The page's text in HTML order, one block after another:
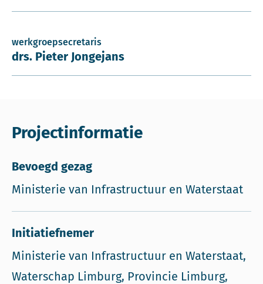
werkgroepsecretaris
drs. Pieter Jongejans
Projectinformatie
Bevoegd gezag
Ministerie van Infrastructuur en Waterstaat
Initiatiefnemer
Ministerie van Infrastructuur en Waterstaat,
Waterschap Limburg, Provincie Limburg,